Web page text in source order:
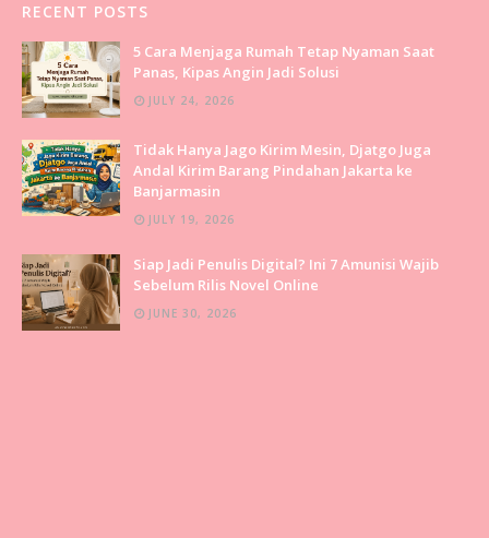
RECENT POSTS
5 Cara Menjaga Rumah Tetap Nyaman Saat
Panas, Kipas Angin Jadi Solusi
JULY 24, 2026
Tidak Hanya Jago Kirim Mesin, Djatgo Juga
Andal Kirim Barang Pindahan Jakarta ke
Banjarmasin
JULY 19, 2026
Siap Jadi Penulis Digital? Ini 7 Amunisi Wajib
Sebelum Rilis Novel Online
JUNE 30, 2026